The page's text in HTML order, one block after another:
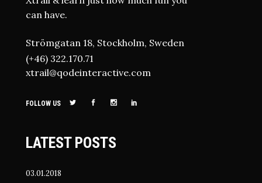
can have.
Strömgatan 18, Stockholm, Sweden
(+46) 322.170.71
xtrail@qodeinteractive.com
FOLLOW US
LATEST POSTS
03.01.2018